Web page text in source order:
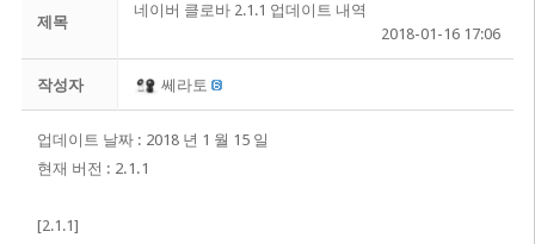
제목
네이버 클로바 2.1.1 업데이트 내역
2018-01-16 17:06
작성자 쎄라토
업데이트 날짜 : 2018 년 1 월 15 일
현재 버전 : 2.1.1
[2.1.1]